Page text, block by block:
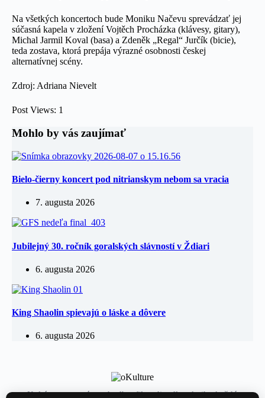
Na všetkých koncertoch bude Moniku Načevu sprevádzať jej
súčasná kapela v zložení Vojtěch Procházka (klávesy, gitary),
Michal Jarmil Koval (basa) a Zdeněk „Regal“ Jurčík (bicie),
teda zostava, ktorá prepája výrazné osobnosti českej
alternatívnej scény.
Zdroj: Adriana Nievelt
Post Views: 1
Mohlo by vás zaujímať
Bielo-čierny koncert pod nitrianskym nebom sa vracia
7. augusta 2026
Jubilejný 30. ročník goralských slávností v Ždiari
6. augusta 2026
King Shaolin spievajú o láske a dôvere
6. augusta 2026
Kultúrny magazín — hudba, film, divadlo a knihy každý